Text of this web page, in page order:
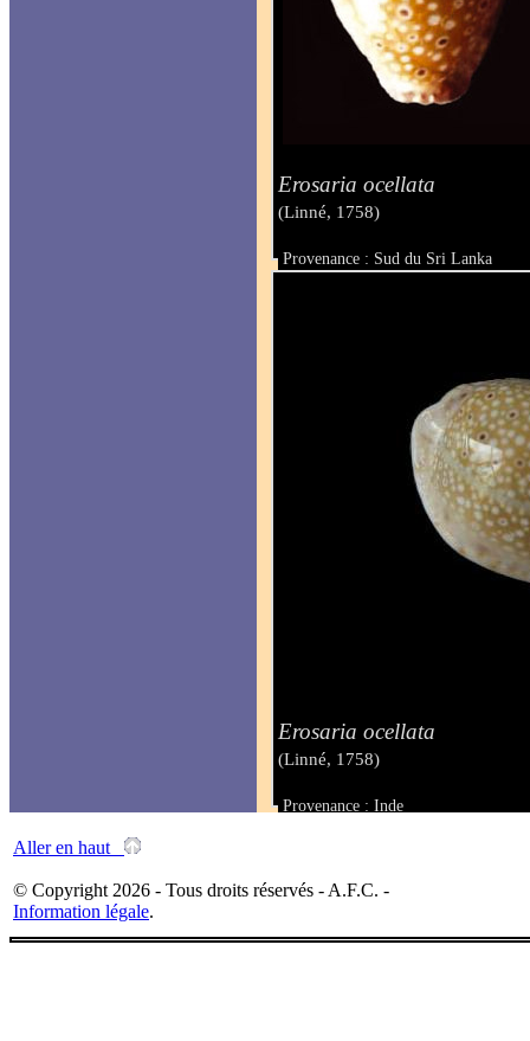
Erosaria ocellata
(Linné, 1758)
Provenance : Sud du Sri Lanka
Taille : 23 mm
Erosaria ocellata
(Linné, 1758)
Provenance : Inde
Aller en haut
© Copyright 2026 - Tous droits réservés - A.F.C. -
Information légale.